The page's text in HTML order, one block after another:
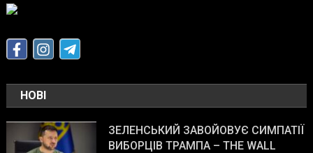
НОВІ
ЗЕЛЕНСЬКИЙ ЗАВОЙОВУЄ СИМПАТІЇ
ВИБОРЦІВ ТРАМПА – THE WALL